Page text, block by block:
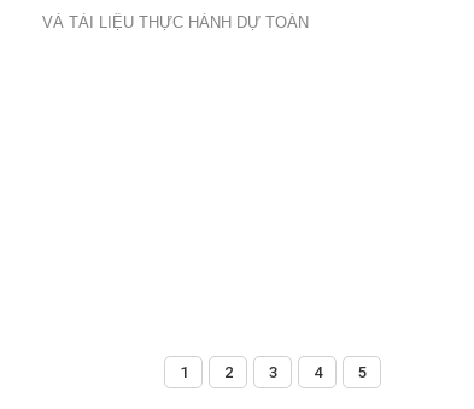
VÀ TÀI LIỆU THỰC HÀNH DỰ TOÁN
1 2 3 4 5